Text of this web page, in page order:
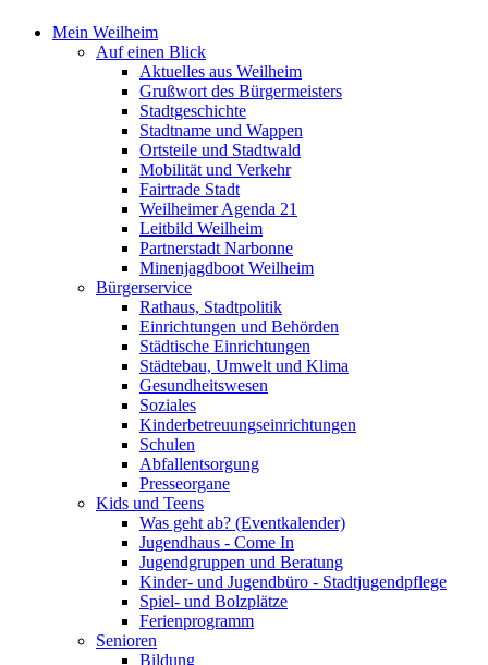
Mein Weilheim
Auf einen Blick
Aktuelles aus Weilheim
Grußwort des Bürgermeisters
Stadtgeschichte
Stadtname und Wappen
Ortsteile und Stadtwald
Mobilität und Verkehr
Fairtrade Stadt
Weilheimer Agenda 21
Leitbild Weilheim
Partnerstadt Narbonne
Minenjagdboot Weilheim
Bürgerservice
Rathaus, Stadtpolitik
Einrichtungen und Behörden
Städtische Einrichtungen
Städtebau, Umwelt und Klima
Gesundheitswesen
Soziales
Kinderbetreuungseinrichtungen
Schulen
Abfallentsorgung
Presseorgane
Kids und Teens
Was geht ab? (Eventkalender)
Jugendhaus - Come In
Jugendgruppen und Beratung
Kinder- und Jugendbüro - Stadtjugendpflege
Spiel- und Bolzplätze
Ferienprogramm
Senioren
Bildung